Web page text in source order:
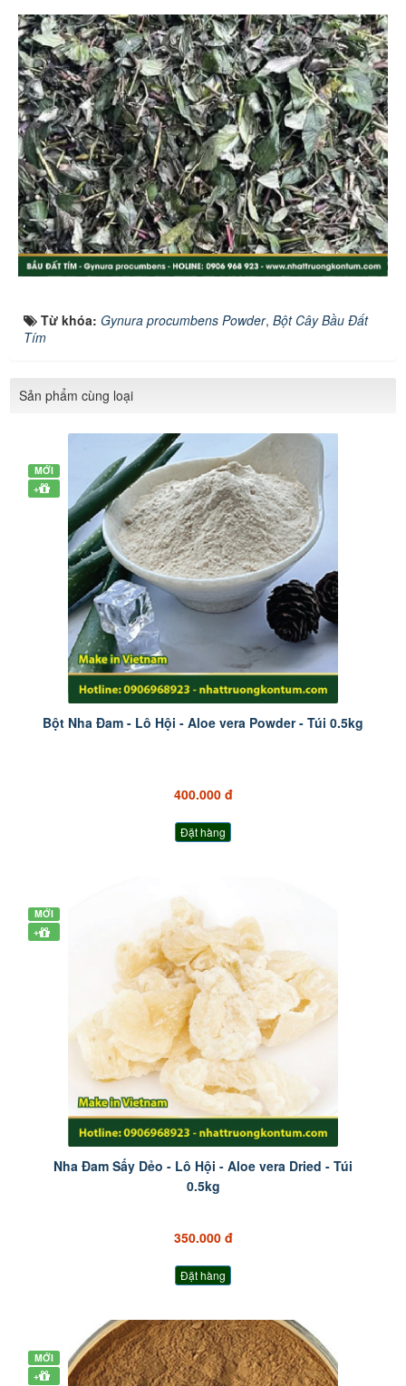
Từ khóa: Gynura procumbens Powder, Bột Cây Bầu Đất
Tím
Sản phẩm cùng loại
MỚI
+
Bột Nha Đam - Lô Hội - Aloe vera Powder - Túi 0.5kg
400.000 đ
Đặt hàng
MỚI
+
Nha Đam Sấy Dẻo - Lô Hội - Aloe vera Dried - Túi
0.5kg
350.000 đ
Đặt hàng
MỚI
+